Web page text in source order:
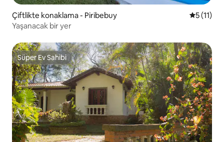
Çiftlikte konaklama - Piribebuy 55 (11)
Yaşanacak bir yer
Süper Ev Sahibi
Süper Ev Sahibi